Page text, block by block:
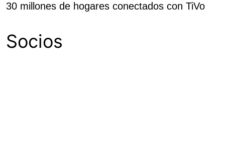
30 millones de hogares conectados con TiVo
Socios